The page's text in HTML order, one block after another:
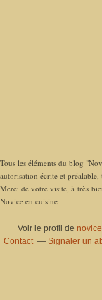
Tous les éléments du blog
autorisation écrite et
Merci de votre visite, à très
Novice en cuisine
Voir le profil de
Contact
Signaler un